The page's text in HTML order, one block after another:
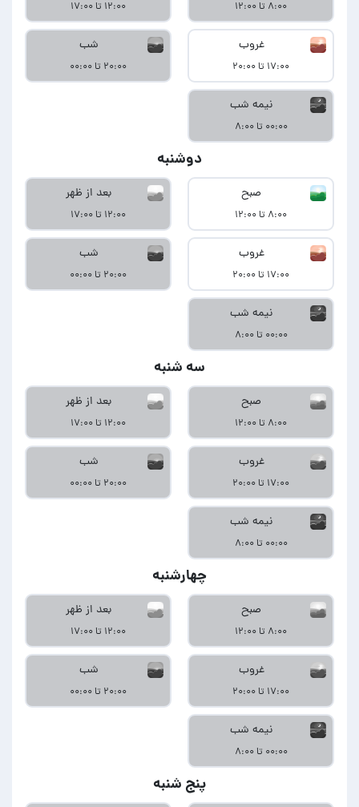
۸:۰۰ تا ۱۲:۰۰ ۱۲:۰۰ تا ۱۷:۰۰
غروب
۱۷:۰۰ تا ۲۰:۰۰
شب
۲۰:۰۰ تا ۰۰:۰۰
نیمه شب
۰۰:۰۰ تا ۸:۰۰
دوشنبه
صبح
۸:۰۰ تا ۱۲:۰۰
بعد از ظهر
۱۲:۰۰ تا ۱۷:۰۰
غروب
۱۷:۰۰ تا ۲۰:۰۰
شب
۲۰:۰۰ تا ۰۰:۰۰
نیمه شب
۰۰:۰۰ تا ۸:۰۰
سه شنبه
صبح
۸:۰۰ تا ۱۲:۰۰
بعد از ظهر
۱۲:۰۰ تا ۱۷:۰۰
غروب
۱۷:۰۰ تا ۲۰:۰۰
شب
۲۰:۰۰ تا ۰۰:۰۰
نیمه شب
۰۰:۰۰ تا ۸:۰۰
چهارشنبه
صبح
۸:۰۰ تا ۱۲:۰۰
بعد از ظهر
۱۲:۰۰ تا ۱۷:۰۰
غروب
۱۷:۰۰ تا ۲۰:۰۰
شب
۲۰:۰۰ تا ۰۰:۰۰
نیمه شب
۰۰:۰۰ تا ۸:۰۰
پنج شنبه